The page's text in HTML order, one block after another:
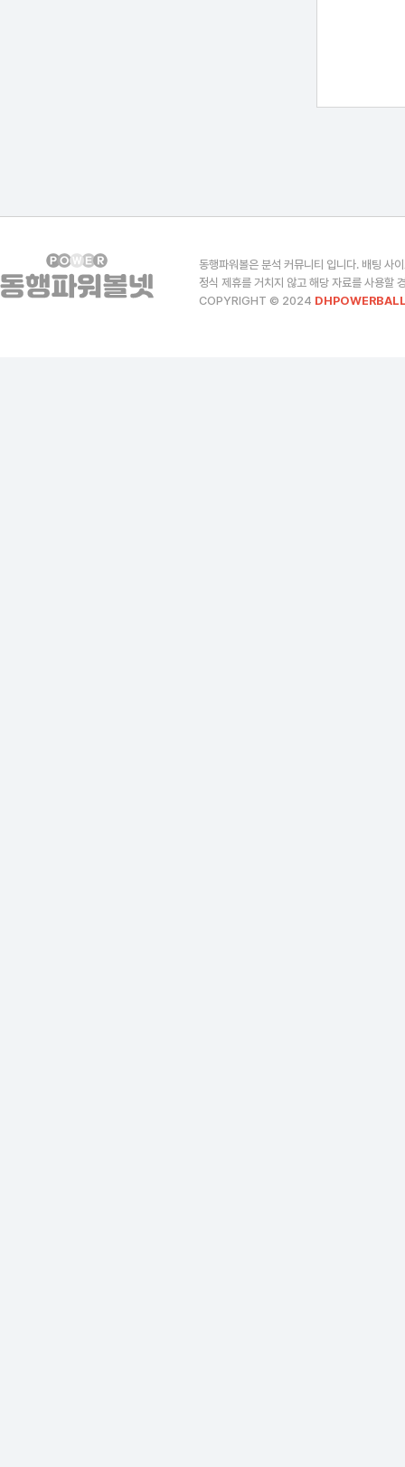
동행파워볼은 분석 커뮤니티 입니다. 배팅 사
정식 제휴를 거치지 않고 해당 자료를 사용할
COPYRIGHT © 2024